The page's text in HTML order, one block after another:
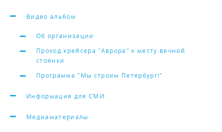
Видео альбом
Об организации
Проход крейсера "Аврора" к месту вечной
стоянки
Программа "Мы строим Петербург!"
Информация для СМИ
Медиаматериалы